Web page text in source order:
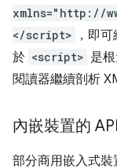
xmlns="http://
</script>
，即
於 <script> 是
閱讀器繼續剖析
內嵌裝置的
部分商用嵌入式